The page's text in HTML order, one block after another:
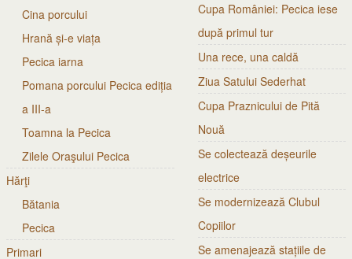
Cina porcului
Hrană și-e viața
Pecica iarna
Pomana porcului Pecica ediția
a III-a
Toamna la Pecica
Zilele Oraşului Pecica
Hărţi
Bătania
Pecica
Primari
Cupa României: Pecica iese
după primul tur
Una rece, una caldă
Ziua Satului Sederhat
Cupa Praznicului de Pită
Nouă
Se colectează deșeurile
electrice
Se modernizează Clubul
Copiilor
Se amenajează stațiile de